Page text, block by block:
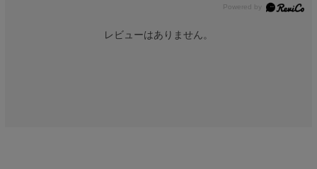
レビューはありません。